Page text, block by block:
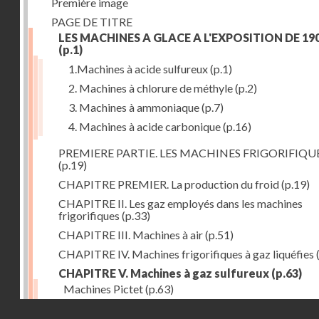
PAGE DE TITRE
LES MACHINES A GLACE A L'EXPOSITION DE
(p.1)
1.Machines à acide sulfureux(p.1)
2. Machines à chlorure de méthyle(p.2)
3. Machines à ammoniaque(p.7)
4. Machines à acide carbonique(p.16)
PREMIERE PARTIE. LES MACHINES
(p.19)
CHAPITRE PREMIER. La production du froid(p.19)
CHAPITRE II. Les gaz employés dans les machines
frigorifiques (p.33)
CHAPITRE III. Machines à air(p.51)
CHAPITRE IV. Machines frigorifiques à gaz liquéfies
CHAPITRE V. Machines à gaz sulfureux (p.63)
Machines Pictet(p.63)